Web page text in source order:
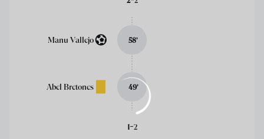
Manu Vallejo 58’
Abel Bretones 49’
1-2